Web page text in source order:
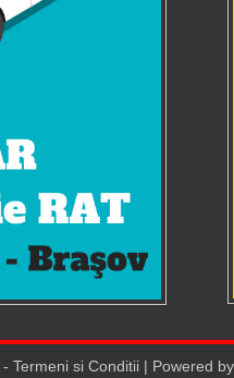
- Termeni si Conditii | Powered